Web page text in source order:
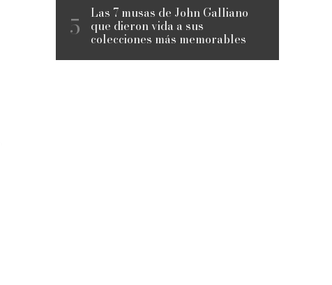
Las 7 musas de John Galliano
que dieron vida a sus
colecciones más memorables